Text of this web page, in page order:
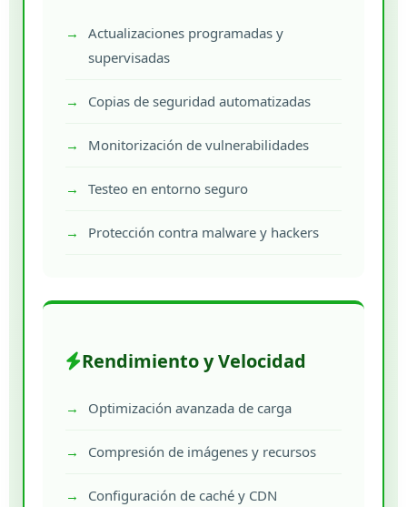
Actualizaciones programadas y
supervisadas
Copias de seguridad automatizadas
Monitorización de vulnerabilidades
Testeo en entorno seguro
Protección contra malware y hackers
Rendimiento y Velocidad
Optimización avanzada de carga
Compresión de imágenes y recursos
Configuración de caché y CDN